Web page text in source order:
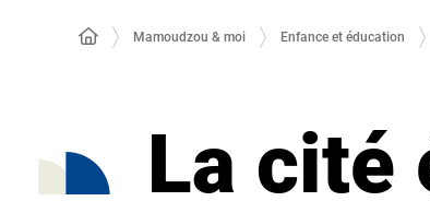
Mamoudzou & moi Enfance et éducation
La cité